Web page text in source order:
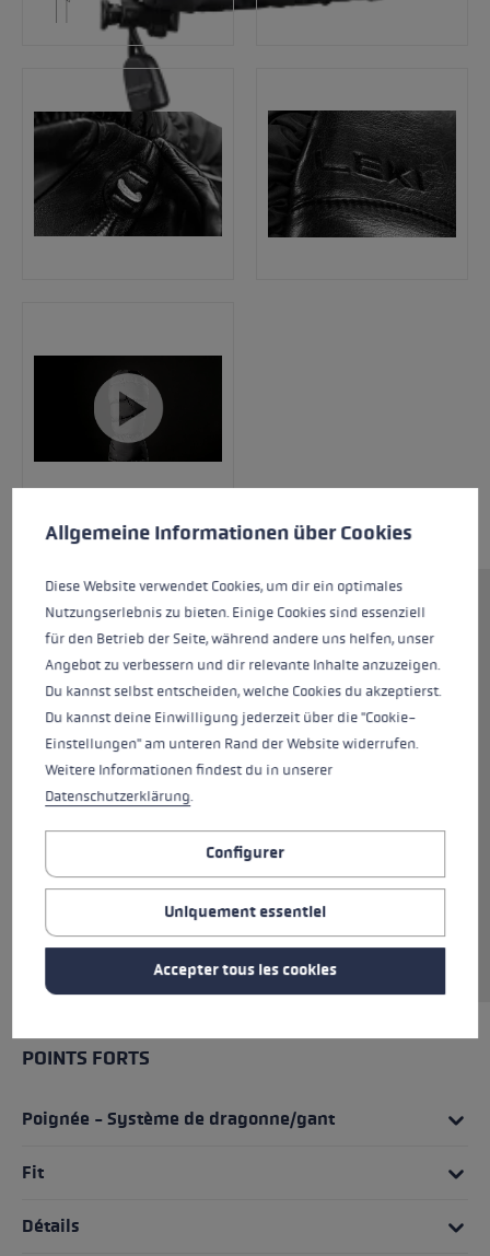
La mitaine Glace 3D Women protège vos mains
des températures extrêmes grâce à une
isolation élevée. Grâce à une membrane SOFT-
TEX®, les gants sont protégés contre la
pénétration de l'humidité, respirants et
particulièrement doux. Une agréable
température sèche règne dans le gant grâce à
l'isolation Primaloft® dans la classe de chaleur
peluche douce assure une sensation
particulièrement agréable. Et votre bâton reste
toujours fermement logé dans votre main,
qui recouvre la paume.
POINTS FORTS
Poignée - Système de dragonne/gant
Fit
Détails
Préférences en matière de cookies
Allgemeine Informationen über Cookies
Diese Website verwendet Cookies, um dir ein optimales
Nutzungserlebnis zu bieten. Einige Cookies sind essenziell
für den Betrieb der Seite, während andere uns helfen, unser
Angebot zu verbessern und dir relevante Inhalte anzuzeigen.
Du kannst selbst entscheiden, welche Cookies du akzeptierst.
Du kannst deine Einwilligung jederzeit über die "Cookie-
Einstellungen" am unteren Rand der Website widerrufen.
Weitere Informationen findest du in unserer
Datenschutzerklärung.
Configurer
Uniquement essentiel
Accepter tous les cookies